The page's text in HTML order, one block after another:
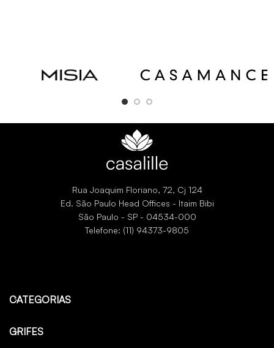
Rua Joaquim Floriano, 72, Cj 124
Ed. São Paulo Head Offices - Itaim Bibi
São Paulo - SP - 04534-000
Telefone: (11) 94373-9805
CATEGORIAS
GRIFES